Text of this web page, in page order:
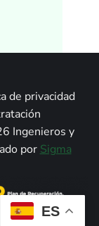
de privacidad
Ingenieros y
por Sigma
ES